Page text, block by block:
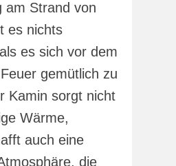
am Strand von
es nichts
es sich vor dem
gemütlich zu
Kamin sorgt nicht
Wärme,
auch eine
die